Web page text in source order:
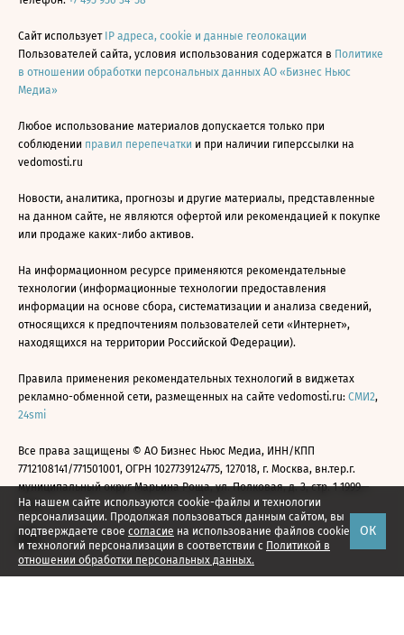
На нашем сайте используются cookie-файлы и технологии
персонализации. Продолжая пользоваться данным сайтом, вы
подтверждаете свое согласие на использование файлов cookie
и технологий персонализации в соответствии с Политикой в
отношении обработки персональных данных.
ОК
Сайт использует IP адреса, cookie и данные геолокации
Пользователей сайта, условия использования содержатся в Политике
в отношении обработки персональных данных АО «Бизнес Ньюс
Медиа»
Любое использование материалов допускается только при
соблюдении правил перепечатки и при наличии гиперссылки на
vedomosti.ru
Новости, аналитика, прогнозы и другие материалы, представленные
на данном сайте, не являются офертой или рекомендацией к покупке
или продаже каких-либо активов.
На информационном ресурсе применяются рекомендательные
технологии (информационные технологии предоставления
информации на основе сбора, систематизации и анализа сведений,
относящихся к предпочтениям пользователей сети «Интернет»,
находящихся на территории Российской Федерации).
Правила применения рекомендательных технологий в виджетах
рекламно-обменной сети, размещенных на сайте vedomosti.ru: СМИ2,
24smi
Все права защищены © АО Бизнес Ньюс Медиа, ИНН/КПП
7712108141/771501001, ОГРН 1027739124775, 127018, г. Москва, вн.тер.г.
муниципальный округ Марьина Роща, ул. Полковая, д. 3, стр. 1 1999—
2026